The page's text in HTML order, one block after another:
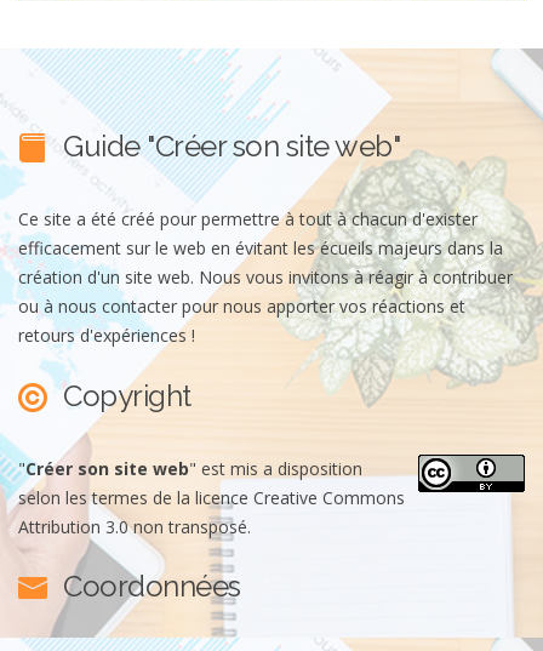
Guide "Créer son site web"
Ce site a été créé pour permettre à tout à chacun d'exister
efficacement sur le web en évitant les écueils majeurs dans la
création d'un site web. Nous vous invitons à réagir à contribuer
ou à nous contacter pour nous apporter vos réactions et
retours d'expériences !
Copyright
"Créer son site web" est mis a disposition
selon les termes de la licence Creative Commons
Attribution 3.0 non transposé.
Coordonnées